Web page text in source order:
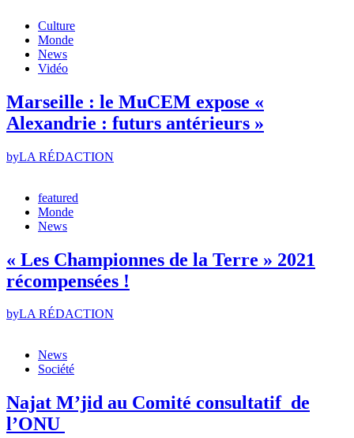
Culture
Monde
News
Vidéo
Marseille : le MuCEM expose «
Alexandrie : futurs antérieurs »
byLA RÉDACTION
featured
Monde
News
« Les Championnes de la Terre » 2021
récompensées !
byLA RÉDACTION
News
Société
Najat M’jid au Comité consultatif de
l’ONU